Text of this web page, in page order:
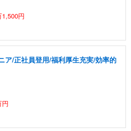
円
ア/正社員登用/福利厚生充実/効率的
円